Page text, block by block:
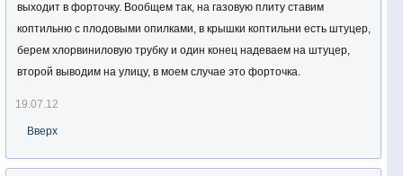
выходит в форточку. Вообщем так, на газовую плиту ставим
коптильню с плодовыми опилками, в крышки коптильни есть штуцер,
берем хлорвиниловую трубку и один конец надеваем на штуцер,
второй выводим на улицу, в моем случае это форточка.
19.07.12
Вверх